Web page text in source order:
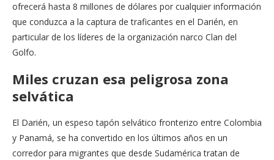
ofrecerá hasta 8 millones de dólares por cualquier información
que conduzca a la captura de traficantes en el Darién, en
particular de los líderes de la organización narco Clan del
Golfo.
Miles cruzan esa peligrosa zona
selvática
El Darién, un espeso tapón selvático fronterizo entre Colombia
y Panamá, se ha convertido en los últimos años en un
corredor para migrantes que desde Sudamérica tratan de